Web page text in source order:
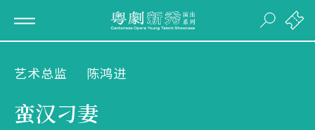
艺术总监 陈鸿进
蛮汉刁妻